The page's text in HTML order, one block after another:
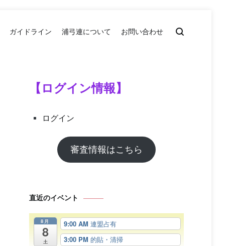
ガイドライン 浦弓連について お問い合わせ
【ログイン情報】
ログイン
審査情報はこちら
直近のイベント
8月
8
土
9:00 AM 連盟占有
3:00 PM 的貼・清掃